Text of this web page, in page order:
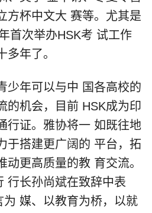
方杯中文大 赛等。尤其是
首次举办HSK考 试工作
多年了。
少年可以与中 国各高校的
的机会，目前 HSK成为印
行证。雅协将一 如既往地
于搭建更广阔的 平台，拓
动更高质量的教 育交流。
行长孙尚斌在致辞中表
媒、以教育为桥，以就